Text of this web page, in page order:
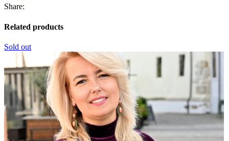
Share:
Related products
Sold out